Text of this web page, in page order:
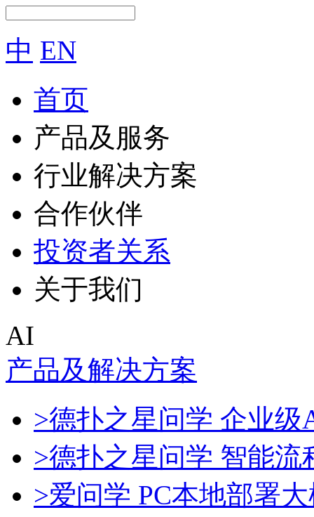
中 EN
首页
产品及服务
行业解决方案
合作伙伴
投资者关系
关于我们
AI
产品及解决方案
>德扑之星问学 企业级
>德扑之星问学 智能流
>爱问学 PC本地部署